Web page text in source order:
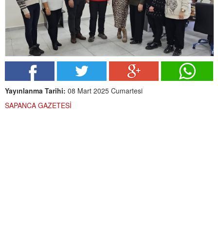
Yayınlanma Tarihi: 08 Mart 2025 Cumartesi
SAPANCA GAZETESİ